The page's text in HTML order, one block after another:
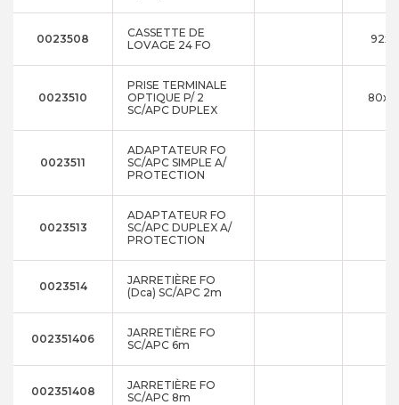
0023508
CASSETTE DE
LOVAGE 24 FO
0023510
PRISE TERMINALE
OPTIQUE P/ 2
SC/APC DUPLEX
0023511
ADAPTATEUR FO
SC/APC SIMPLE A/
PROTECTION
0023513
ADAPTATEUR FO
SC/APC DUPLEX A/
PROTECTION
0023514
JARRETIÈRE FO
(Dca) SC/APC 2m
002351406
JARRETIÈRE FO
SC/APC 6m
002351408
JARRETIÈRE FO
SC/APC 8m